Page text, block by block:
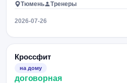
Тюмень Тренеры
2026-07-26
Кроссфит
на дому
договорная